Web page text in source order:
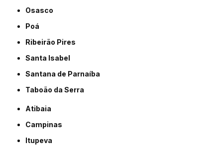
Osasco
Poá
Ribeirão Pires
Santa Isabel
Santana de Parnaíba
Taboão da Serra
Atibaia
Campinas
Itupeva